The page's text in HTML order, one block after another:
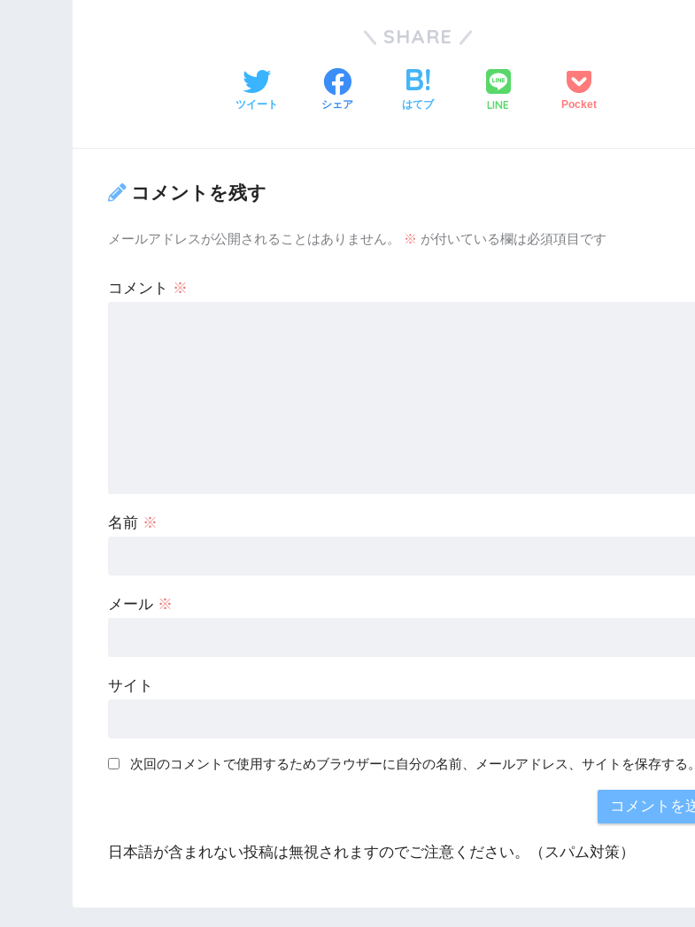
SHARE
ツイート シェア はてブ LINE Pocket
コメントを残す
メールアドレスが公開されることはありません。 ※ が付いている欄は必須項目です
コメント ※
名前 ※
メール ※
サイト
次回のコメントで使用するためブラウザーに自分の名前、メールアドレス、サイトを保存する。
日本語が含まれない投稿は無視されますのでご注意ください。（スパム対策）